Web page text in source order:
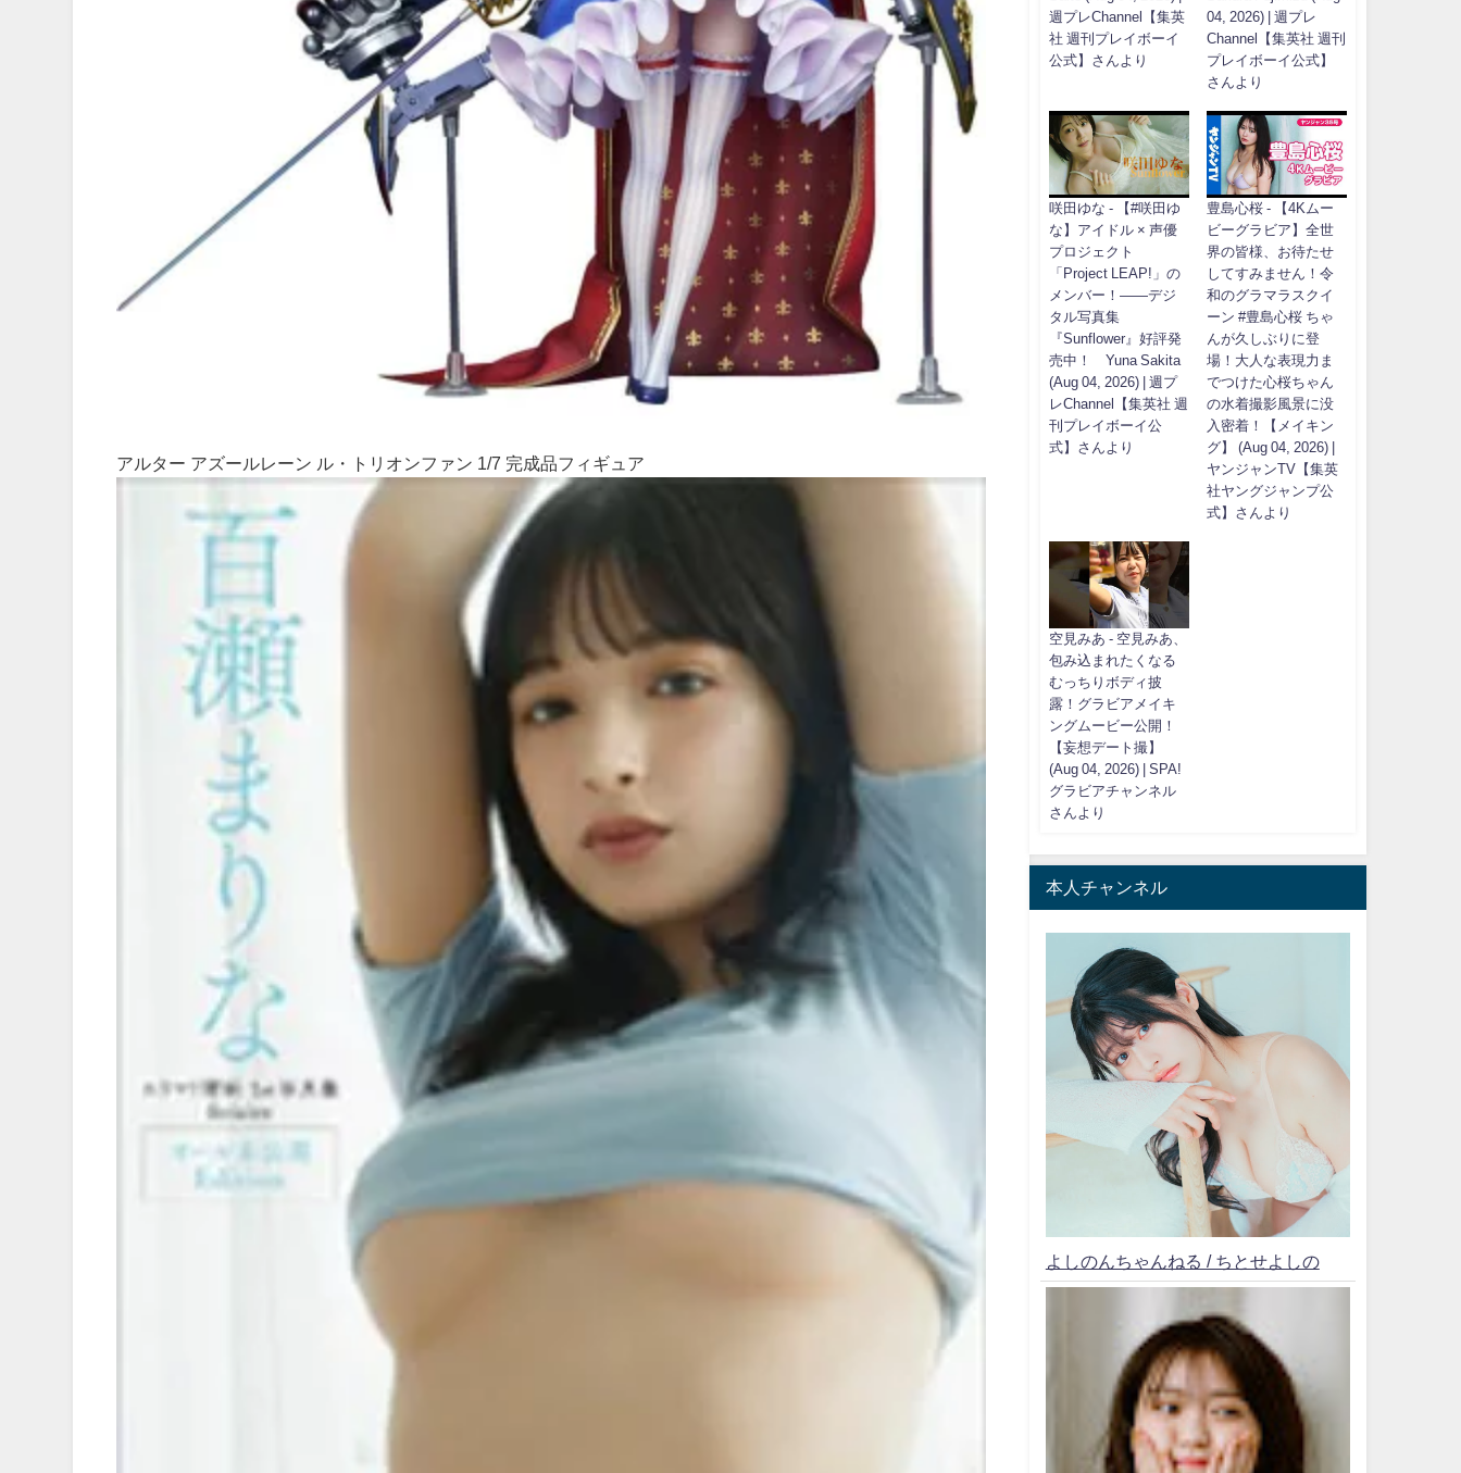
アルター アズールレーン ル・トリオンファン 1/7 完成品フィギュア
週プレChannel【集英
社 週刊プレイボーイ
公式】さんより
04, 2026) | 週プレ
Channel【集英社 週刊
プレイボーイ公式】
さんより
咲田ゆな - 【#咲田ゆ
な】アイドル × 声優
プロジェクト
「Project LEAP!」の
メンバー！――デジ
タル写真集
『Sunflower』好評発
売中！ Yuna Sakita
(Aug 04, 2026) | 週プ
レChannel【集英社 週
刊プレイボーイ公
式】さんより
豊島心桜 - 【4Kムー
ビーグラビア】全世
界の皆様、お待たせ
してすみません！令
和のグラマラスクイ
ーン #豊島心桜 ちゃ
んが久しぶりに登
場！大人な表現力ま
でつけた心桜ちゃん
の水着撮影風景に没
入密着！【メイキン
グ】 (Aug 04, 2026) |
ヤンジャンTV【集英
社ヤングジャンプ公
式】さんより
空見みあ - 空見みあ、
包み込まれたくなる
むっちりボディ披
露！グラビアメイキ
ングムービー公開！
【妄想デート撮】
(Aug 04, 2026) | SPA!
グラビアチャンネル
さんより
本人チャンネル
よしのんちゃんねる / ちとせよしの